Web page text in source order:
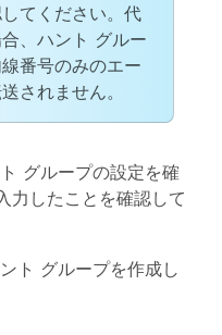
てください。代
、ハント グルー
番号のみのエー
されません。
グループの設定を確
力したことを確認して
ト グループを作成し